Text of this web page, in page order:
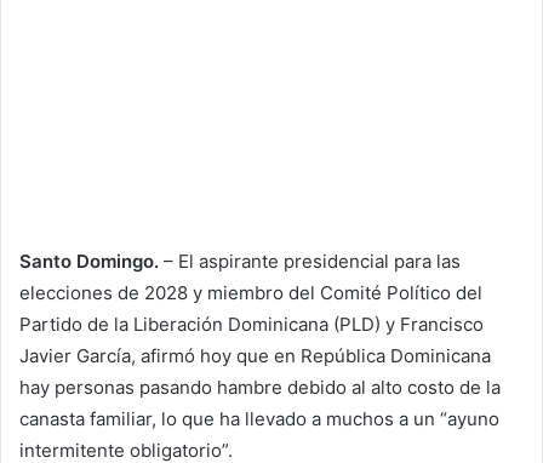
Santo Domingo. – El aspirante presidencial para las
elecciones de 2028 y miembro del Comité Político del
Partido de la Liberación Dominicana (PLD) y Francisco
Javier García, afirmó hoy que en República Dominicana
hay personas pasando hambre debido al alto costo de la
canasta familiar, lo que ha llevado a muchos a un “ayuno
intermitente obligatorio”.